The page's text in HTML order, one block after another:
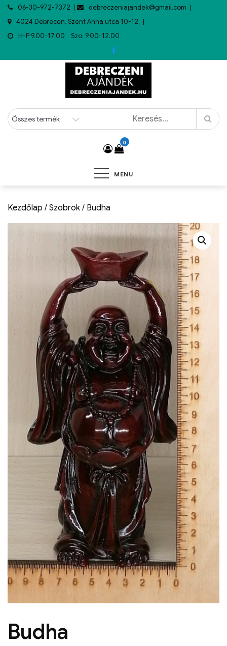
06-30-972-7372
debreczeniajandek@gmail.com
4024 Debrecen, Szent Anna utca 10-12.
H-P 9.00-17.00 Szo: 9.00-12.00
0
MENU
Kezdőlap / Szobrok / Budha
Budha